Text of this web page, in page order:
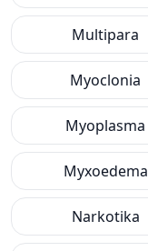
Multipara
Myoclonia
Myoplasma
Myxoedema
Narkotika